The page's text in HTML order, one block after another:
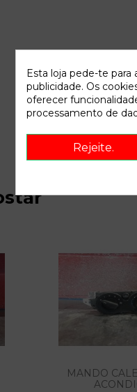
MANDO
Esta loja pede-te para
publicidade. Os
oferecer
processamento de
Rejeite.